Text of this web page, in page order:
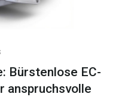
Bürstenlose EC-
anspruchsvolle